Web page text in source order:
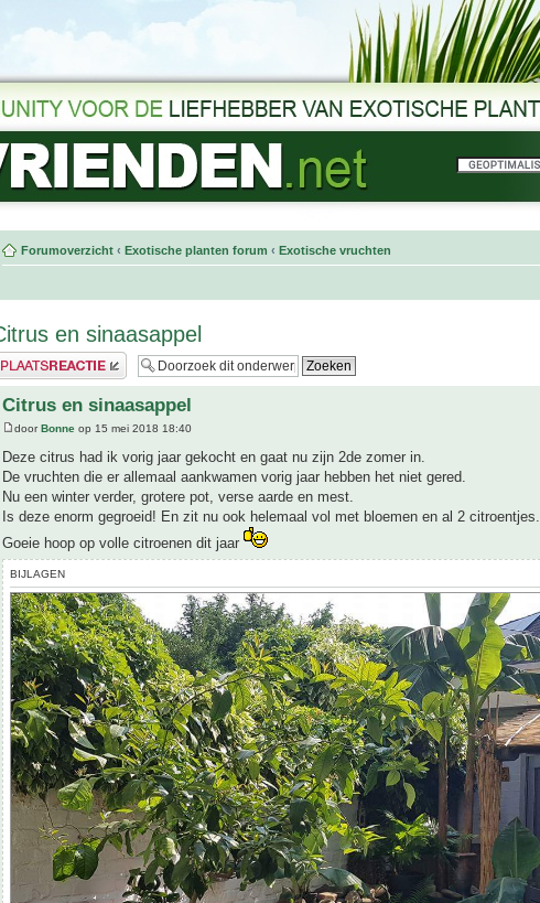
Forumoverzicht ‹ Exotische planten forum ‹ Exotische vruchten
en sinaasappel
een reactie
Citrus en sinaasappel
doorBonne op 15 mei 2018 18:40
Deze citrus had ik vorig jaar gekocht en gaat nu zijn 2de zomer in.
De vruchten die er allemaal aankwamen vorig jaar hebben het niet gered.
Nu een winter verder, grotere pot, verse aarde en mest.
Is deze enorm gegroeid! En zit nu ook helemaal vol met bloemen en al 2 citroentjes.
Goeie hoop op volle citroenen dit jaar
BIJLAGEN